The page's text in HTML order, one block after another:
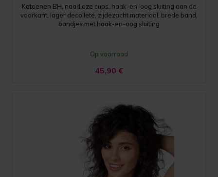
Katoenen BH, naadloze cups, haak-en-oog sluiting aan de
voorkant, lager decolleté, zijdezacht materiaal, brede band,
bandjes met haak-en-oog sluiting
Op voorraad
45,90 €